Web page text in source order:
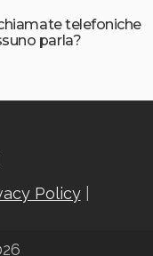
telefoniche
parla?
Policy|